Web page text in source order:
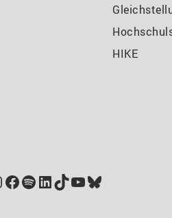
HIKE
Facebook
Spotify
LinkedIn
TikTok
YouTube
Bluesky